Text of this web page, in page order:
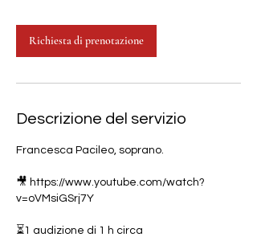
Richiesta di prenotazione
Descrizione del servizio
Francesca Pacileo, soprano.
🎥 https://www.youtube.com/watch?
v=oVMsiGSrj7Y
⏳1 audizione di 1 h circa